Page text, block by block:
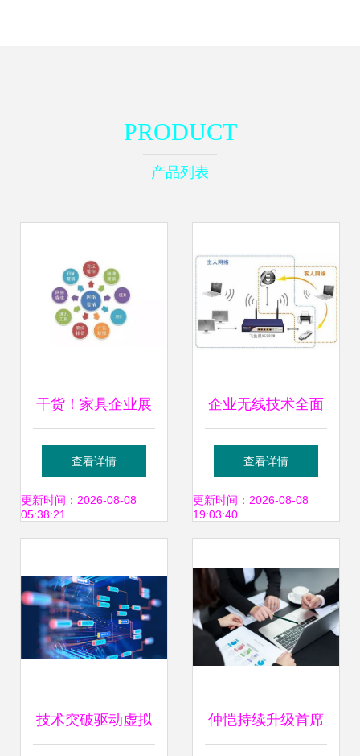
PRODUCT
产品列表
干货！家具企业展
会营销这样做！
查看详情
更新时间：2026-08-08
05:38:21
企业无线技术全面
解析 从商用网络到
科技时代的新趋势
查看详情
更新时间：2026-08-08
19:03:40
技术突破驱动虚拟 仲恺持续升级首席